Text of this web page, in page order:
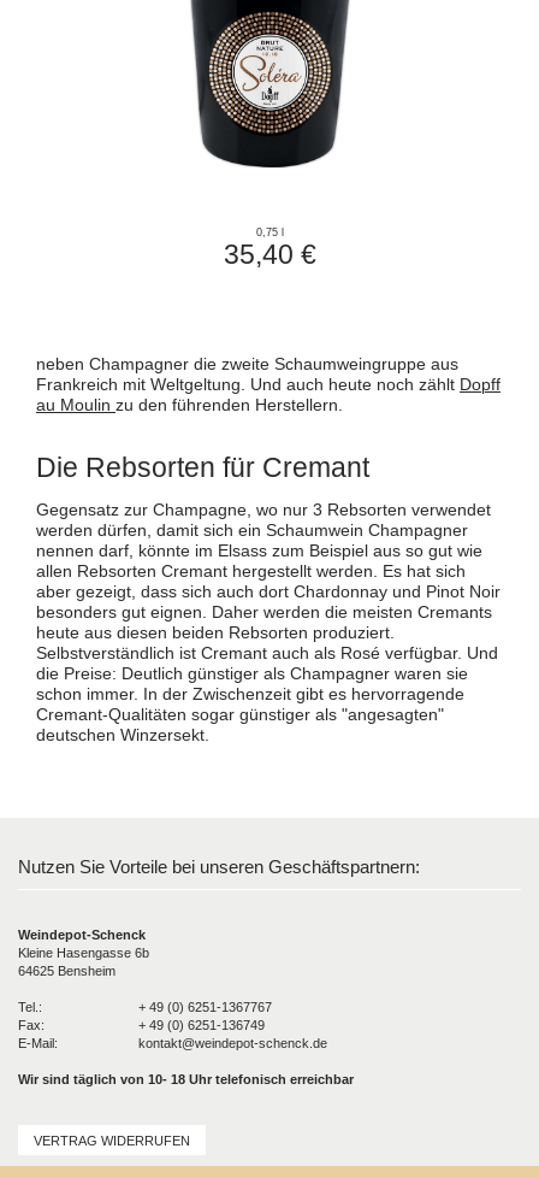
0,75 l
35,40 €
neben Champagner die zweite Schaumweingruppe aus
Frankreich mit Weltgeltung. Und auch heute noch zählt Dopff
au Moulin zu den führenden Herstellern.
Die Rebsorten für Cremant
Gegensatz zur Champagne, wo nur 3 Rebsorten verwendet
werden dürfen, damit sich ein Schaumwein Champagner
nennen darf, könnte im Elsass zum Beispiel aus so gut wie
allen Rebsorten Cremant hergestellt werden. Es hat sich
aber gezeigt, dass sich auch dort Chardonnay und Pinot Noir
besonders gut eignen. Daher werden die meisten Cremants
heute aus diesen beiden Rebsorten produziert.
Selbstverständlich ist Cremant auch als Rosé verfügbar. Und
die Preise: Deutlich günstiger als Champagner waren sie
schon immer. In der Zwischenzeit gibt es hervorragende
Cremant-Qualitäten sogar günstiger als "angesagten"
deutschen Winzersekt.
Nutzen Sie Vorteile bei unseren Geschäftspartnern:
Weindepot-Schenck
Kleine Hasengasse 6b
64625 Bensheim
Tel.:
+ 49 (0) 6251-1367767
Fax:
+ 49 (0) 6251-136749
E-Mail:
kontakt@weindepot-schenck.de
Wir sind täglich von 10- 18 Uhr telefonisch erreichbar
VERTRAG WIDERRUFEN